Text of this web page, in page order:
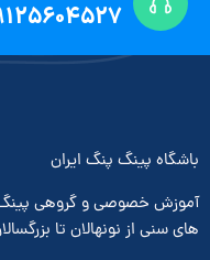
09037925949
باشگاه پینگ پنگ ایران
آموزش خصوصی و گروهی پینگ
های سنی از نونهالان تا